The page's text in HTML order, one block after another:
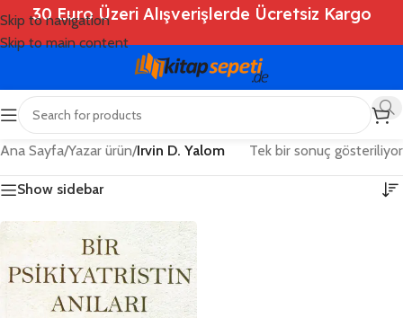
Skip to navigation
Skip to main content
30 Euro Üzeri Alışverişlerde Ücretsiz Kargo
Ana Sayfa/Yazar ürün/Irvin D. Yalom Tek bir sonuç gösteriliyor
Show sidebar